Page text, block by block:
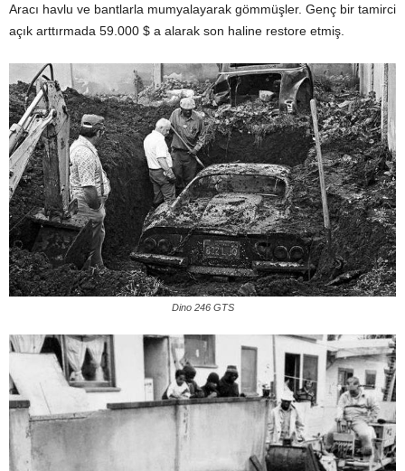
Aracı havlu ve bantlarla mumyalayarak gömmüşler. Genç bir tamirci
açık arttırmada 59.000 $ a alarak son haline restore etmiş.
Dino 246 GTS